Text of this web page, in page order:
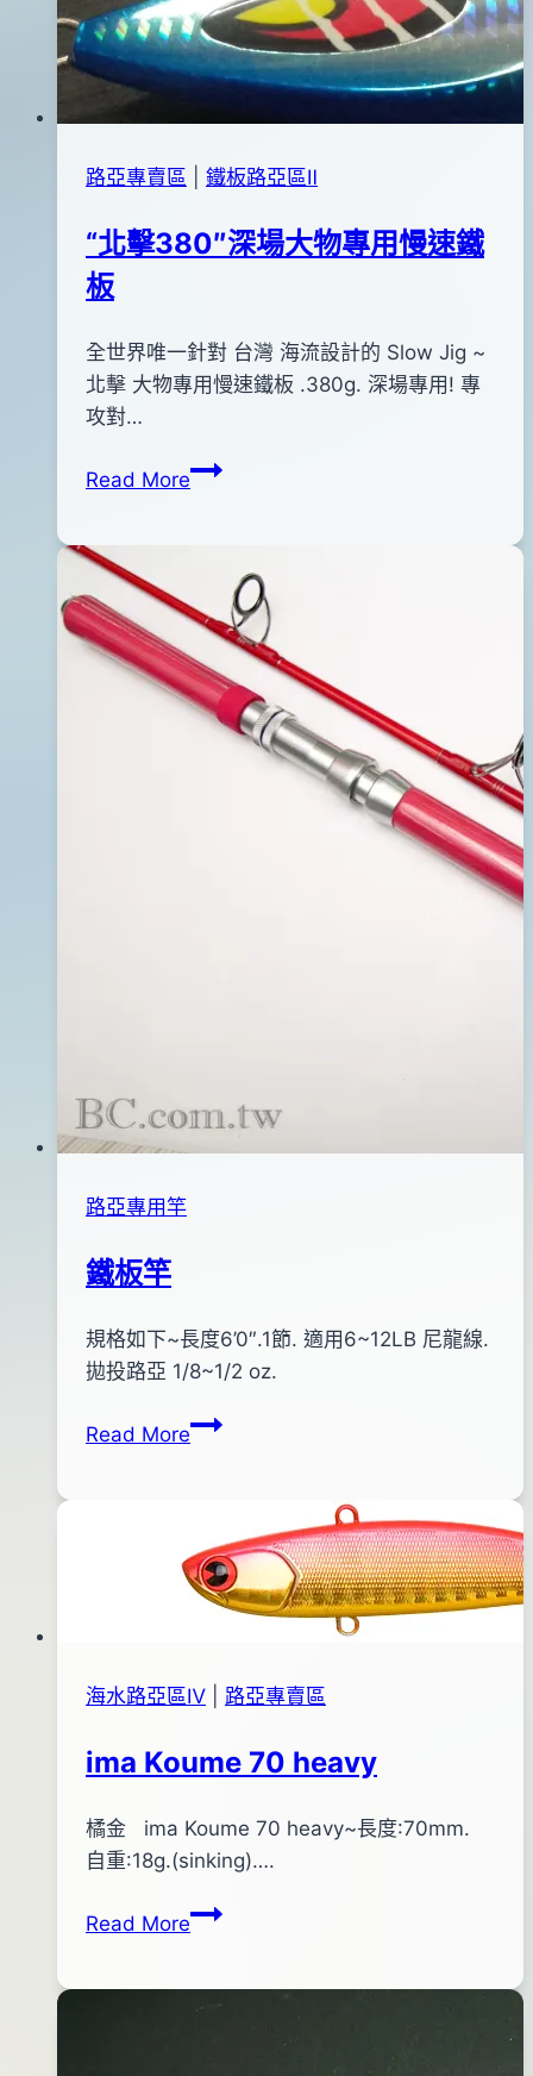
路亞專賣區 鐵板路亞區Ⅱ
“北擊380″深場大物專用慢速鐵
板
Bybc
pro-
shop
2016
年
02
03
2017
年
09
月
全世界唯一針對 台灣 海流設計的 Slow Jig ~
北擊 大物專用慢速鐵板 .380g. 深場專用! 專
攻對…
Read More“北
大
物
專
用
路亞專用竿
鐵板竿
Bybc
pro-
2012
年
月
日
規格如下~長度6’0″.1節. 適用6~12LB 尼龍線.
拋投路亞 1/8~1/2 oz.
Read More鐵
海水路亞區Ⅳ 路亞專賣區
ima Koume 70 heavy
Bybc
pro-
2015
年
月
日
橘金 ima Koume 70 heavy~長度:70mm.
自重:18g.(sinking)….
Read Moreima
heavy